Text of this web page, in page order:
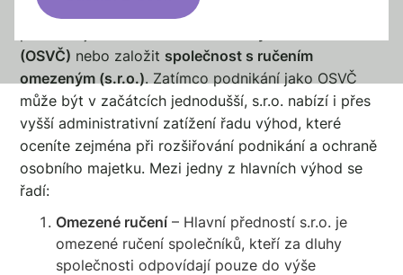
podnikání zvolit, se nás mnoho lidí ptá, zda je lepší
(OSVČ) nebo založit společnost s ručením
omezeným (s.r.o.). Zatímco podnikání jako OSVČ
může být v začátcích jednodušší, s.r.o. nabízí i přes
vyšší administrativní zatížení řadu výhod, které
oceníte zejména při rozšiřování podnikání a ochraně
osobního majetku. Mezi jedny z hlavních výhod se
řadí:
Omezené ručení– Hlavní předností s.r.o. je
omezené ručení společníků, kteří za dluhy
společnosti odpovídají pouze do výše